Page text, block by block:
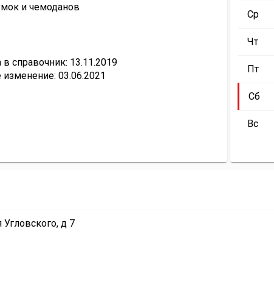
и чемоданов
справочник: 13.11.2019
03.06.2021
Ср
Чт
Пт
Сб
Вс
Угловского, д 7